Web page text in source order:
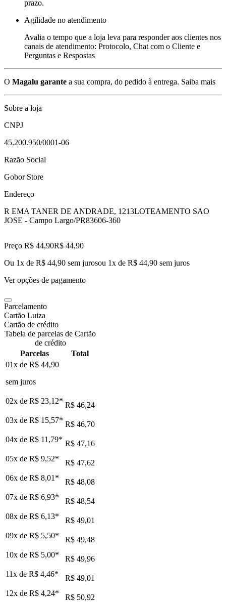
prazo.
Agilidade no atendimento
Avalia o tempo que a loja leva para responder aos clientes nos
canais de atendimento: Protocolo, Chat com o Cliente e
Perguntas e Respostas
O Magalu garante a sua compra, do pedido à entrega. Saiba mais
Sobre a loja
CNPJ
45.200.950/0001-06
Razão Social
Gobor Store
Endereço
R EMA TANER DE ANDRADE, 1213LOTEAMENTO SAO
JOSE - Campo Largo/PR83606-360
Preço R$ 44,90R$ 44,90
Ou 1x de R$ 44,90 sem jurosou 1x de R$ 44,90 sem juros
Ver opções de pagamento
Parcelamento
Cartão Luiza
Cartão de crédito
Tabela de parcelas de Cartão
de crédito
Parcelas
Total
01x de R$ 44,90
sem juros
02x de R$ 23,12* R$ 46,24
03x de R$ 15,57* R$ 46,70
04x de R$ 11,79* R$ 47,16
05x de R$ 9,52*
R$ 47,62
06x de R$ 8,01 *
R$ 48,08
07x de R$ 6,93*
R$ 48,54
08x de R$ 6,13*
R$ 49,01
09x de R$ 5,50*
R$ 49,48
10x de R$ 5,00*
R$ 49,96
11x de R$ 4,46*
R$ 49,01
12x de R$ 4,24* R$ 50,92